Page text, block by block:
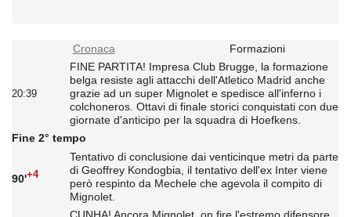
Cronaca Formazioni
20:39
FINE PARTITA! Impresa Club Brugge, la formazione
belga resiste agli attacchi dell'Atletico Madrid anche
grazie ad un super Mignolet e spedisce all'inferno i
colchoneros. Ottavi di finale storici conquistati con due
giornate d'anticipo per la squadra di Hoefkens.
Fine 2° tempo
90'+4
Tentativo di conclusione dai venticinque metri da parte
di Geoffrey Kondogbia, il tentativo dell'ex Inter viene
però respinto da Mechele che agevola il compito di
Mignolet.